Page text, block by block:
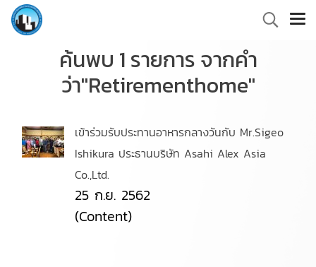
ค้นพบ 1 รายการ จากคำ
ว่า"Retirementhome"
เข้าร่วมรับประทานอาหารกลางวันกับ Mr.Sigeo
Ishikura ประธานบริษัท Asahi Alex Asia
Co.,Ltd.
25 ก.ย. 2562
(Content)